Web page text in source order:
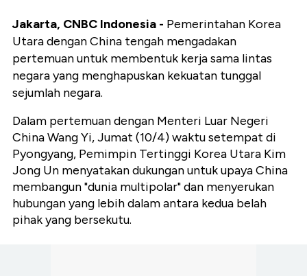
Jakarta, CNBC Indonesia - Pemerintahan Korea
Utara dengan China tengah mengadakan
pertemuan untuk membentuk kerja sama lintas
negara yang menghapuskan kekuatan tunggal
sejumlah negara.
Dalam pertemuan dengan Menteri Luar Negeri
China Wang Yi, Jumat (10/4) waktu setempat di
Pyongyang, Pemimpin Tertinggi Korea Utara Kim
Jong Un menyatakan dukungan untuk upaya China
membangun "dunia multipolar" dan menyerukan
hubungan yang lebih dalam antara kedua belah
pihak yang bersekutu.